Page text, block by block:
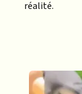
réalité.